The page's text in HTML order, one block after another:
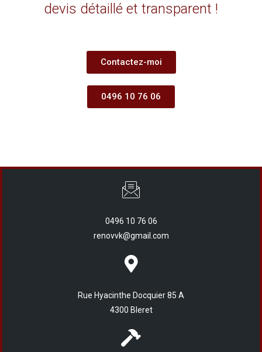
devis détaillé et transparent !
Contactez-moi
0496 10 76 06
0496 10 76 06
renovvk@gmail.com
Rue Hyacinthe Docquier 85 A
4300 Bleret